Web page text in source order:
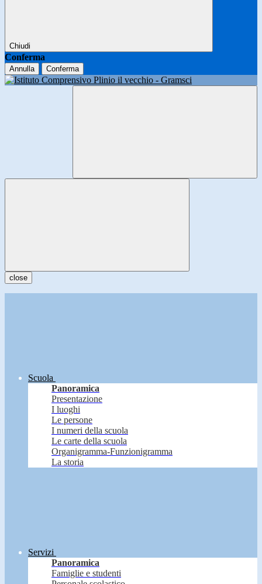
Chiudi
Conferma
Annulla Conferma
close
Scuola
Panoramica
Presentazione
I luoghi
Le persone
I numeri della scuola
Le carte della scuola
Organigramma-Funzionigramma
La storia
Servizi
Panoramica
Famiglie e studenti